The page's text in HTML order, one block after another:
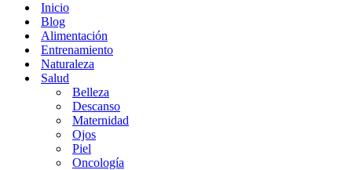
Inicio
Blog
Alimentación
Entrenamiento
Naturaleza
Salud
Belleza
Descanso
Maternidad
Ojos
Piel
Oncología